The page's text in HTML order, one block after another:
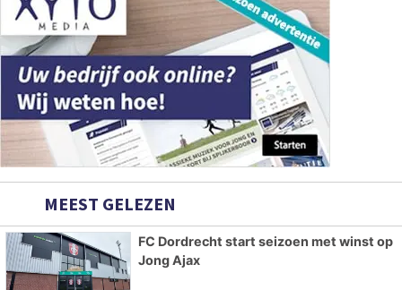
MEEST GELEZEN
FC Dordrecht start seizoen met winst op
Jong Ajax